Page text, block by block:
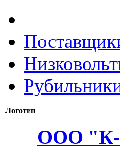
Логотип
ООО